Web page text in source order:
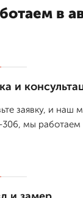
в
и
заявку, и наш
306, мы